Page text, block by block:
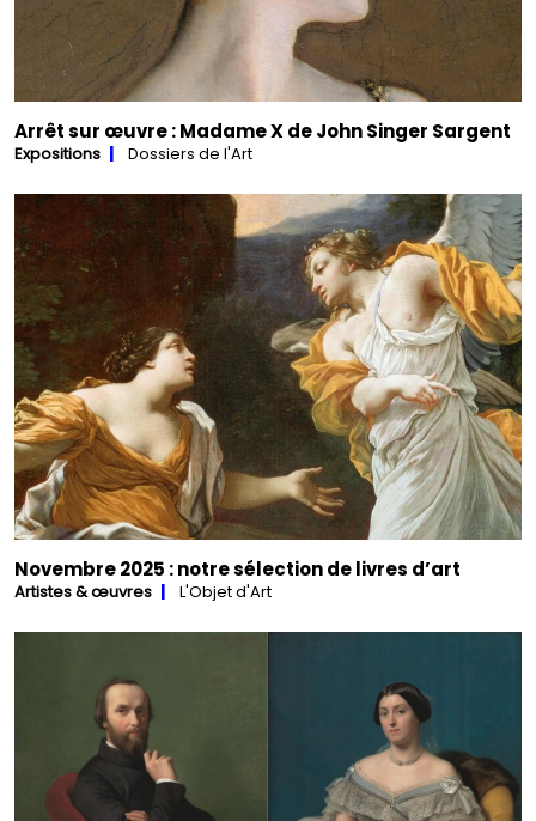
Arrêt sur œuvre : Madame X de John Singer Sargent
Expositions Dossiers de l'Art
Novembre 2025 : notre sélection de livres d’art
Artistes & œuvres L'Objet d'Art